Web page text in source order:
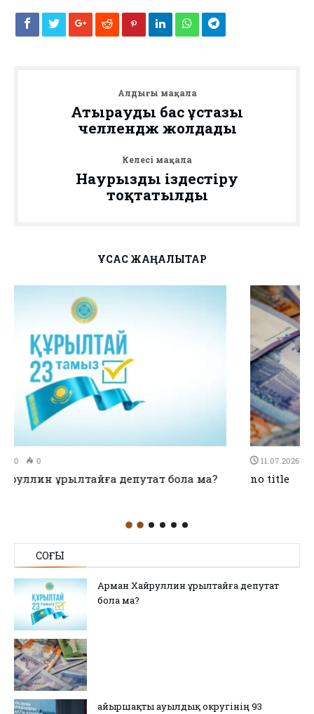
Алдыңғы мақала
Атыраудың бас ұстазы
челлендж жолдады
Келесі мақала
Наурызды іздестіру
тоқтатылды
ҰҚСАС ЖАҢАЛЫҚТАР
11.07.2026
no title
СОҢҒЫ
Арман Хайруллин Құрылтайға депутат
бола ма?
Қайыршақты ауылдық округінің 93